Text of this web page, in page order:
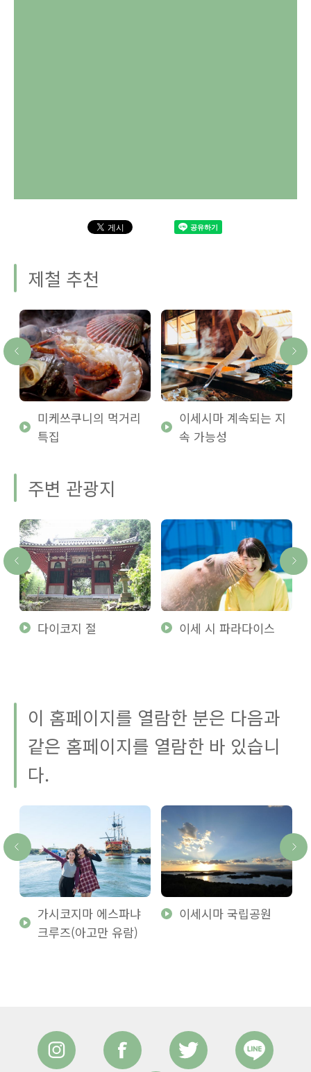
제철 추천
미케쓰쿠니의 먹거리
특집
이세시마 계속되는 지
속 가능성
주변 관광지
다이코지 절 이세 시 파라다이스
이 홈페이지를 열람한 분은 다음과
같은 홈페이지를 열람한 바 있습니
다.
가시코지마 에스파냐
크루즈(아고만 유람)
이세시마 국립공원